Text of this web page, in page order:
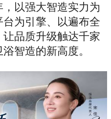
以强大智造实力为
为引擎、以遍布全
品质升级触达千家
智造的新高度。